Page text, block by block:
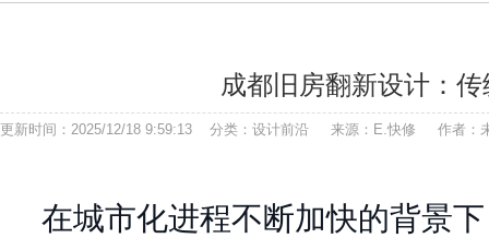
成都旧房翻新设计：
更新时间：2025/12/18 9:59:13 分类：设计前沿 来源：E.快修 作者：
在城市化进程不断加快的背景